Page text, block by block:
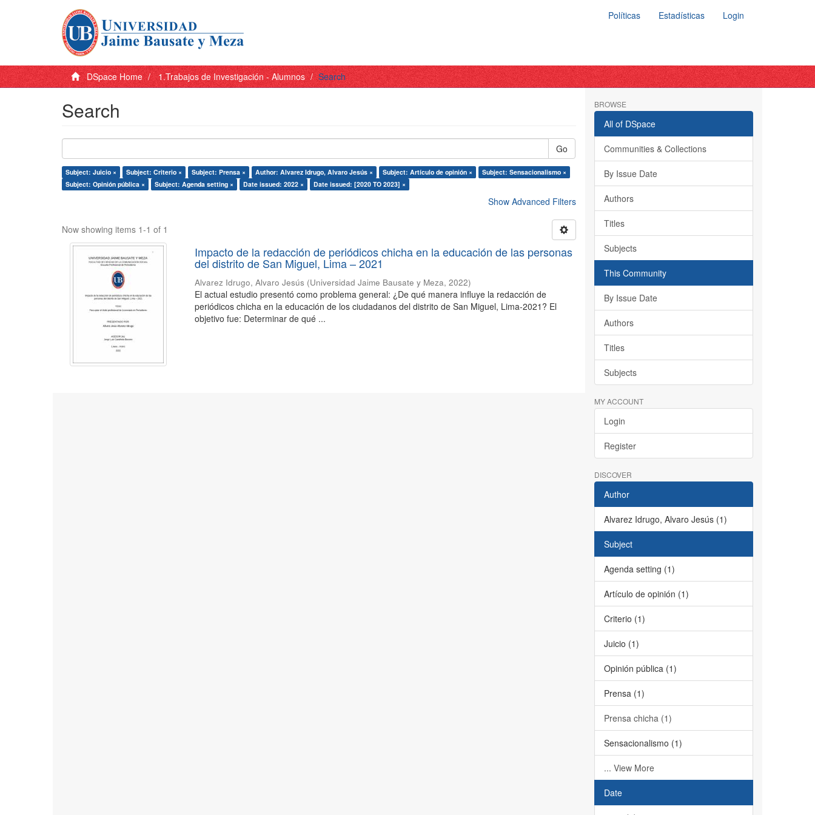
Políticas Estadísticas Login
DSpace Home 1.Trabajos de Investigación - Alumnos Search
Search
Go
Subject: Juicio × Subject: Criterio × Subject: Prensa × Author: Alvarez Idrugo, Alvaro Jesús × Subject: Artículo de opinión ×
Subject: Sensacionalismo ×
Subject: Opinión pública ×
Subject: Agenda setting × Date issued: 2022 × Date issued: [2020 TO 2023] ×
Show Advanced Filters
Now showing items 1-1 of 1
Impacto de la redacción de periódicos chicha en la educación de las personas
del distrito de San Miguel, Lima – 2021
Alvarez Idrugo, Alvaro Jesús (Universidad Jaime Bausate y Meza,2022)
El actual estudio presentó como problema general: ¿De qué manera influye la redacción de
periódicos chicha en la educación de los ciudadanos del distrito de San Miguel, Lima-2021? El
objetivo fue: Determinar de qué ...
BROWSE
All of DSpace
Communities & Collections
By Issue Date
Authors
Titles
Subjects
This Community
By Issue Date
Authors
Titles
Subjects
MY ACCOUNT
Login
Register
DISCOVER
Author
Alvarez Idrugo, Alvaro Jesús (1)
Subject
Agenda setting (1)
Artículo de opinión (1)
Criterio (1)
Juicio (1)
Opinión pública (1)
Prensa (1)
Prensa chicha (1)
Sensacionalismo (1)
... View More
Date